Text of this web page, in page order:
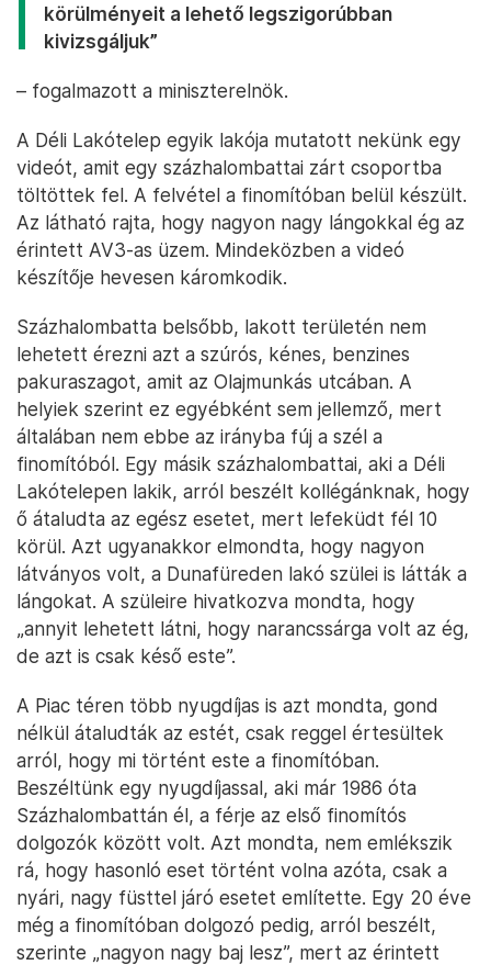
körülményeit a lehető legszigorúbban
kivizsgáljuk”
– fogalmazott a miniszterelnök.
A Déli Lakótelep egyik lakója mutatott nekünk egy
videót, amit egy százhalombattai zárt csoportba
töltöttek fel. A felvétel a finomítóban belül készült.
Az látható rajta, hogy nagyon nagy lángokkal ég az
érintett AV3-as üzem. Mindeközben a videó
készítője hevesen káromkodik.
Százhalombatta belsőbb, lakott területén nem
lehetett érezni azt a szúrós, kénes, benzines
pakuraszagot, amit az Olajmunkás utcában. A
helyiek szerint ez egyébként sem jellemző, mert
általában nem ebbe az irányba fúj a szél a
finomítóból. Egy másik százhalombattai, aki a Déli
Lakótelepen lakik, arról beszélt kollégánknak, hogy
ő átaludta az egész esetet, mert lefeküdt fél 10
körül. Azt ugyanakkor elmondta, hogy nagyon
látványos volt, a Dunafüreden lakó szülei is látták a
lángokat. A szüleire hivatkozva mondta, hogy
„annyit lehetett látni, hogy narancssárga volt az ég,
de azt is csak késő este”.
A Piac téren több nyugdíjas is azt mondta, gond
nélkül átaludták az estét, csak reggel értesültek
arról, hogy mi történt este a finomítóban.
Beszéltünk egy nyugdíjassal, aki már 1986 óta
Százhalombattán él, a férje az első finomítós
dolgozók között volt. Azt mondta, nem emlékszik
rá, hogy hasonló eset történt volna azóta, csak a
nyári, nagy füsttel járó esetet említette. Egy 20 éve
még a finomítóban dolgozó pedig, arról beszélt,
szerinte „nagyon nagy baj lesz”, mert az érintett